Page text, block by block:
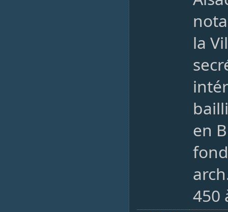
la
en
450